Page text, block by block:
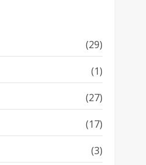
(29)
(1)
(27)
(17)
(3)